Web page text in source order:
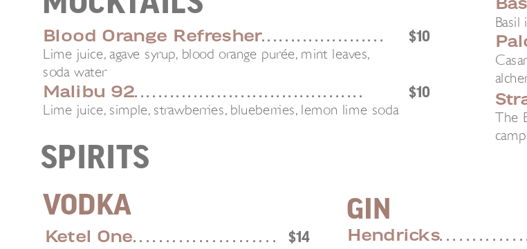
The
Blood Orange Refresher. . . . . . . . . . . . . . . . . . . . . $10
Lime juice, agave syrup, blood orange purée, mint leaves,
soda water
Malibu 92. . . . . . . . . . . . . . . . . . . . . . . . . . . . . . . . . . . . . . .
$10
Lime juice, simple, strawberries, blueberries, lemon lime soda
SPIRITS
Ketel One. . . . . . . . . . . . . . . . . . . . . . $14
VODKA GIN
Hendricks. . . . . . . . . . . . .